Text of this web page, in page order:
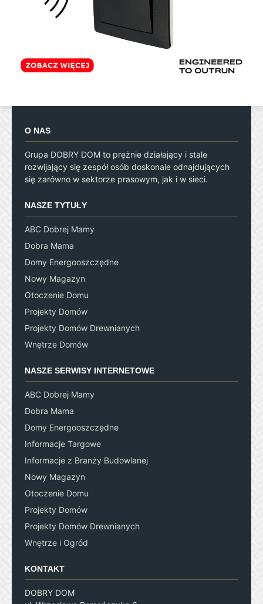
O NAS
Grupa DOBRY DOM to prężnie działający i stale
rozwijający się zespół osób doskonale odnajdujących
się zarówno w sektorze prasowym, jak i w sieci.
NASZE TYTUŁY
ABC Dobrej Mamy
Dobra Mama
Domy Energooszczędne
Nowy Magazyn
Otoczenie Domu
Projekty Domów
Projekty Domów Drewnianych
Wnętrze Domów
NASZE SERWISY INTERNETOWE
ABC Dobrej Mamy
Dobra Mama
Domy Energooszczędne
Informacje Targowe
Informacje z Branży Budowlanej
Nowy Magazyn
Otoczenie Domu
Projekty Domów
Projekty Domów Drewnianych
Wnętrze i Ogród
KONTAKT
DOBRY DOM